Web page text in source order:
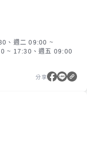
、週二 09:00 ~
~ 17:30、週五 09:00
分享